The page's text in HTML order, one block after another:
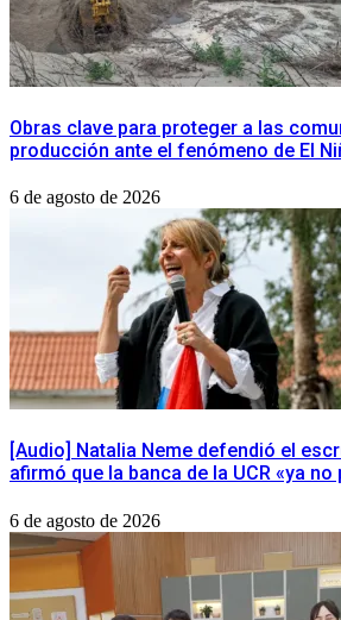
Obras clave para proteger a las
producción ante el fenómeno de El
6 de agosto de 2026
[Audio] Natalia Neme defendió el
afirmó que la banca de la UCR «ya
6 de agosto de 2026